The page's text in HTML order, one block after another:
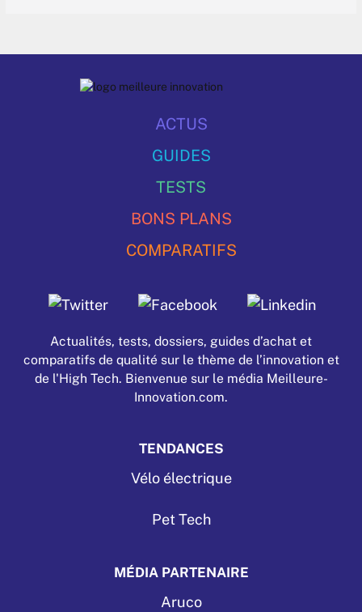
ACTUS
GUIDES
TESTS
BONS PLANS
COMPARATIFS
Actualités, tests, dossiers, guides d’achat et
comparatifs de qualité sur le thème de l’innovation et
de l'High Tech. Bienvenue sur le média Meilleure-
Innovation.com.
TENDANCES
Vélo électrique
Pet Tech
MÉDIA PARTENAIRE
Aruco